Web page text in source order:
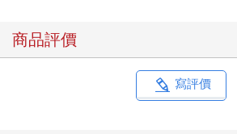
商品評價
寫評價